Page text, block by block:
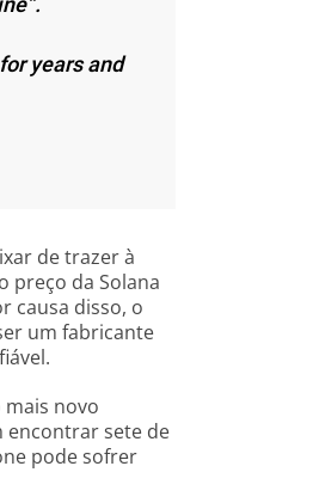
years and
de trazer à
preço da Solana
causa disso, o
um fabricante
mais novo
encontrar sete de
pode sofrer